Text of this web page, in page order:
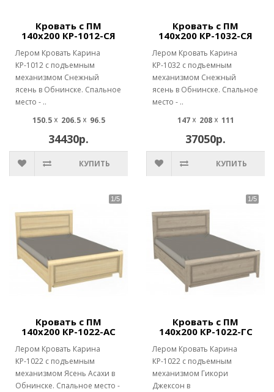
Кровать с ПМ
140х200 КР-1012-СЯ
Лером Кровать Карина
КР-1012 с подъемным
механизмом Снежный
ясень в Обнинске. Спальное
место - ..
150.5 ☓ 206.5 ☓ 96.5
34430р.
КУПИТЬ
Кровать с ПМ
140х200 КР-1032-СЯ
Лером Кровать Карина
КР-1032 с подъемным
механизмом Снежный
ясень в Обнинске. Спальное
место - ..
147 ☓ 208 ☓ 111
37050р.
КУПИТЬ
Кровать с ПМ
140х200 КР-1022-АС
Лером Кровать Карина
КР-1022 с подъемным
механизмом Ясень Асахи в
Обнинске. Спальное место -
Кровать с ПМ
140х200 КР-1022-ГС
Лером Кровать Карина
КР-1022 с подъемным
механизмом Гикори
Джексон в